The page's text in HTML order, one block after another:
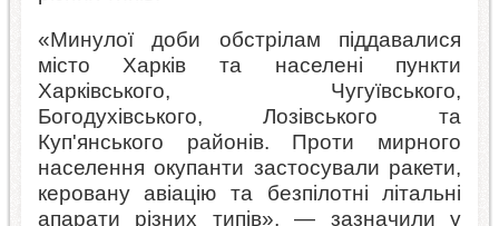
«Минулої доби обстрілам піддавалися
місто Харків та населені пункти
Харківського, Чугуївського,
Богодухівського, Лозівського та
Куп'янського районів. Проти мирного
населення окупанти застосували ракети,
керовану авіацію та безпілотні літальні
апарати різних типів», — зазначили у